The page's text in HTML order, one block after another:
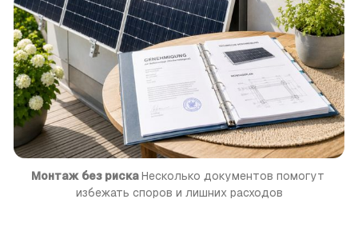
Монтаж без риска Несколько документов помогут
избежать споров и лишних расходов